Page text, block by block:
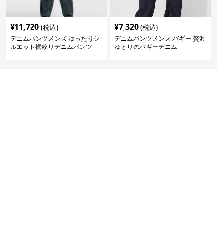
¥11,720 (税込)
デニムパンツメンズ ゆったりシ
ルエット裾絞りデニムパンツ
¥7,320 (税込)
デニムパンツメンズ バギー 贅沢
ゆとりのバギーデニム